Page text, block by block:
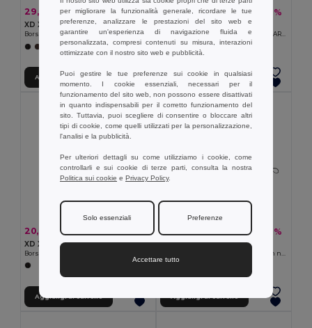
29,15 € 40,43 € -28%
XD Xclusive P707.21
Borsa weekend KENTO URBAN in nylon riciclato RCS
+1 Colori
Aggiungi al carrello
29,19 € 40,48 € -28%
XD Xclusive P707.24
Borsa weekend Armond in rPET AWARE™
Aggiungi al carrello
20,85 € 28,92 €
XD Xclusive P730.04
Aggiungi al carrello
25,01 € -28%
XD Xclusive P732.14
Borsa porta PC 15,6" KENTO URBAN in nyoln riciclato RCS
per migliorare la funzionalità generale, ricordare le tue
preferenze, analizzare le prestazioni del sito web e
garantire un'esperienza di navigazione fluida e
personalizzata, compresi contenuti su misura, interazioni
ottimizzate con il nostro sito web e pubblicità.
Puoi gestire le tue preferenze sui cookie in qualsiasi
momento. I cookie essenziali, necessari per il
funzionamento del sito web, non possono essere disattivati
in quanto indispensabili per il corretto funzionamento del
sito. Tuttavia, puoi scegliere di consentire o bloccare altri
tipi di cookie, come quelli utilizzati per la personalizzazione,
l'analisi e la pubblicità.
Per ulteriori dettagli su come utilizziamo i cookie, come
controllarli e sui cookie di terze parti, consulta la nostra
Politica sui cookie e Privacy Policy.
Solo essenziali Preferenze
Accettare tutto